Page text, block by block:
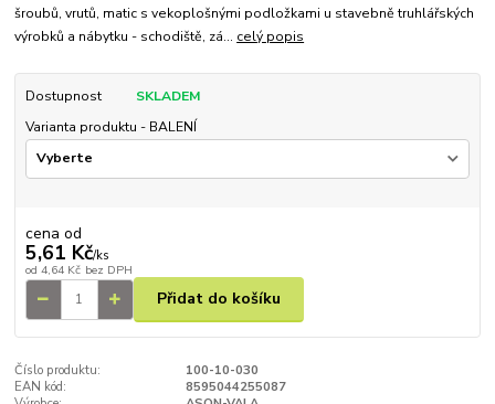
šroubů, vrutů, matic s vekoplošnými podložkami u stavebně truhlářských
výrobků a nábytku - schodiště, zá... celý popis
Dostupnost
SKLADEM
Varianta produktu - BALENÍ
cena od
5,61 Kč/ks
od 4,64 Kč bez DPH
Přidat do košíku
Číslo produktu:
100-10-030
EAN kód:
8595044255087